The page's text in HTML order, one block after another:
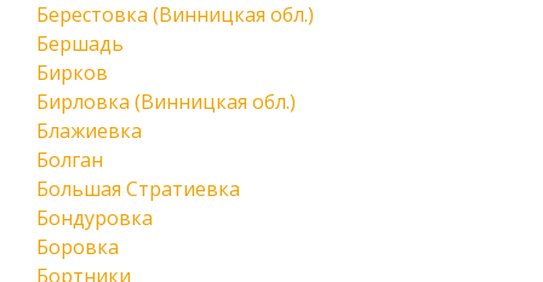
Берестовка (Винницкая обл.)
Бершадь
Бирков
Бирловка (Винницкая обл.)
Блажиевка
Болган
Большая Стратиевка
Бондуровка
Боровка
Бортники